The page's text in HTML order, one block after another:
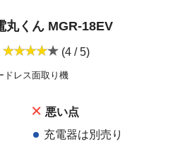
丸くん MGR-18EV
(4 / 5)
ドレス面取り機
悪い点
充電器は別売り